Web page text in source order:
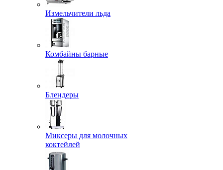
Измельчители льда
Комбайны барные
Блендеры
Миксеры для молочных
коктейлей